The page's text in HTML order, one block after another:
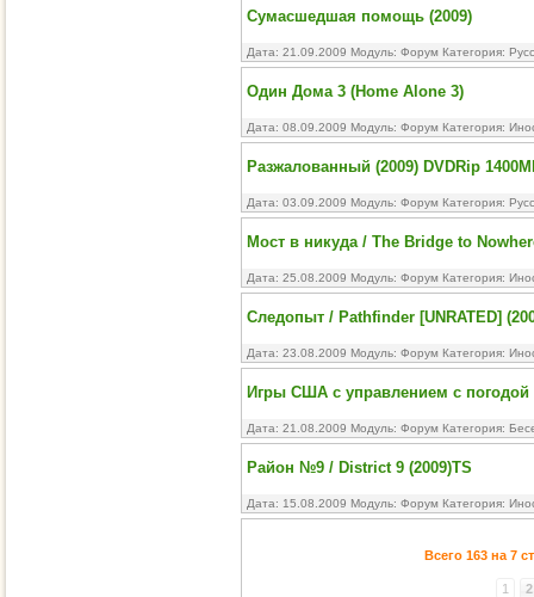
Сумасшедшая помощь (2009)
Дата: 21.09.2009 Модуль: Форум Категория:
Один Дома 3 (Home Alone 3)
Дата: 08.09.2009 Модуль: Форум Категория:
Разжалованный (2009) DVDRip
Дата: 03.09.2009 Модуль: Форум Категория:
Мост в никуда / The Bridge to
Дата: 25.08.2009 Модуль: Форум Категория:
Следопыт / Pathfinder [UNRATED]
Дата: 23.08.2009 Модуль: Форум Категория:
Игры США с управлением с
Дата: 21.08.2009 Модуль: Форум Категория:
Район №9 / District 9 (2009)TS
Дата: 15.08.2009 Модуль: Форум Категория:
Всего 163 на 7
1 2